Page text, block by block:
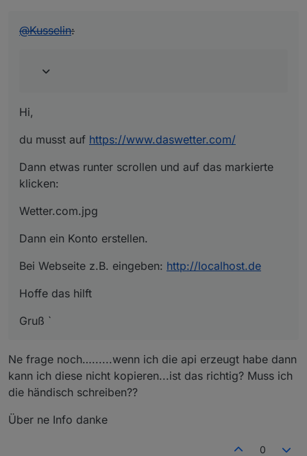
@Kusselin:
Hi,
du musst auf https://www.daswetter.com/
Dann etwas runter scrollen und auf das markierte
klicken:
Wetter.com.jpg
Dann ein Konto erstellen.
Bei Webseite z.B. eingeben: http://localhost.de
Hoffe das hilft
Gruß `
Ne frage noch…......wenn ich die api erzeugt habe dann
kann ich diese nicht kopieren...ist das richtig? Muss ich
die händisch schreiben??
Über ne Info danke
0